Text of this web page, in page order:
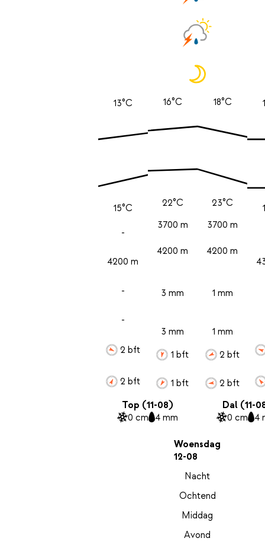
13°C
15°C
-
4200 m
-
-
2 bft
2 bft
16°C
22°C
3700 m
4200 m
3 mm
3 mm
1 bft
1 bft
18°C
23°C
3700 m
4200 m
1 mm
1 mm
2 bft
2 bft
Top (11-08)
0 cm 4 mm
Dal (11-
0 cm 4
Woensdag
12-08
Nacht
Ochtend
Middag
Avond